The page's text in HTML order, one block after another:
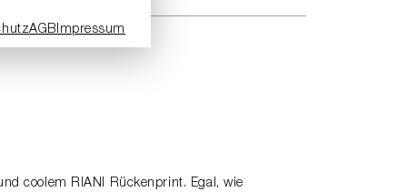
coolem RIANI Rückenprint. Egal, wie
AGBImpressum